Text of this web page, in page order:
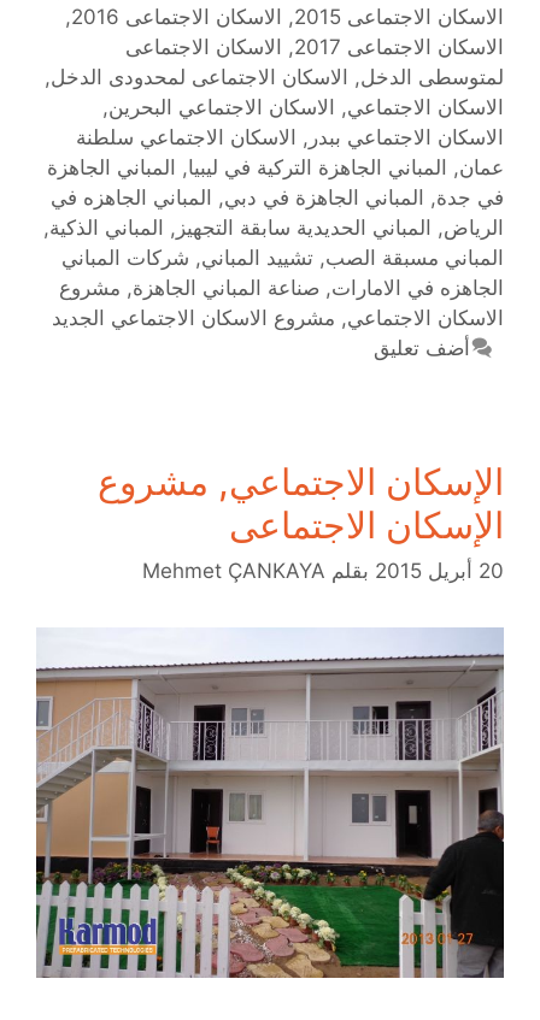
الاسكان الاجتماعى 2015
, الاسكان الاجتماعى 2016
,
الاسكان الاجتماعى 2017
, الاسكان الاجتماعى
لمتوسطى الدخل, الاسكان الاجتماعى لمحدودى الدخل,
الاسكان الاجتماعي, الاسكان الاجتماعي البحرين,
الاسكان الاجتماعي ببدر , الاسكان الاجتماعي سلطنة
عمان, المباني الجاهزة التركية في ليبيا, المباني الجاهزة
في جدة, المباني الجاهزة في دبي, المباني الجاهزه في
الرياض, المباني الحديدية سابقة التجهيز , المباني الذكية,
المباني مسبقة الصب, تشييد المباني, شركات المباني
الجاهزه في الامارات, صناعة المباني الجاهزة, مشروع
الاسكان الاجتماعي, مشروع الاسكان الاجتماعي الجديد
أضف تعليق
الإسكان الاجتماعي, مشروع
الإسكان الاجتماعى
20 أبريل 2015 بقلم Mehmet ÇANKAYA